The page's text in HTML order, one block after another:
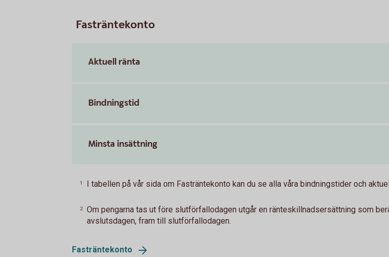
Fasträntekonto
Aktuell ränta
Bindningstid
Minsta insättning
1 I tabellen på vår sida om Fasträntekonto kan du se alla våra bindningstider och
2
Om pengarna tas ut före slutförfallodagen utgår en ränteskillnadsersättning som
avslutsdagen, fram till slutförfallodagen.
Fasträntekonto